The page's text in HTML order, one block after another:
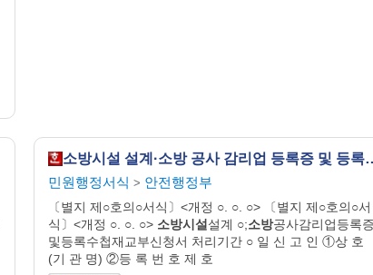
소방시설 설계·소방 공사
민원행정서식 > 안전행정부
〔별지 제○호의○서식〕<개정 ○. ○. ○> 〔별지 제○호의○서
식〕<개정 ○. ○. ○> 소방시설설계 ○;소방공사감리업등록증
및등록수첩재교부신청서 처리기간 ○ 일 신 고 인 ①상 호
(기 관 명) ②등 록 번 호 제 호